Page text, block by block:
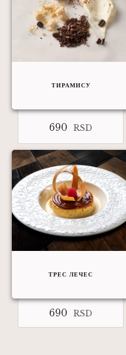
ТИРАМИСУ
690 RSD
ТРЕС ЛЕЧЕС
690 RSD